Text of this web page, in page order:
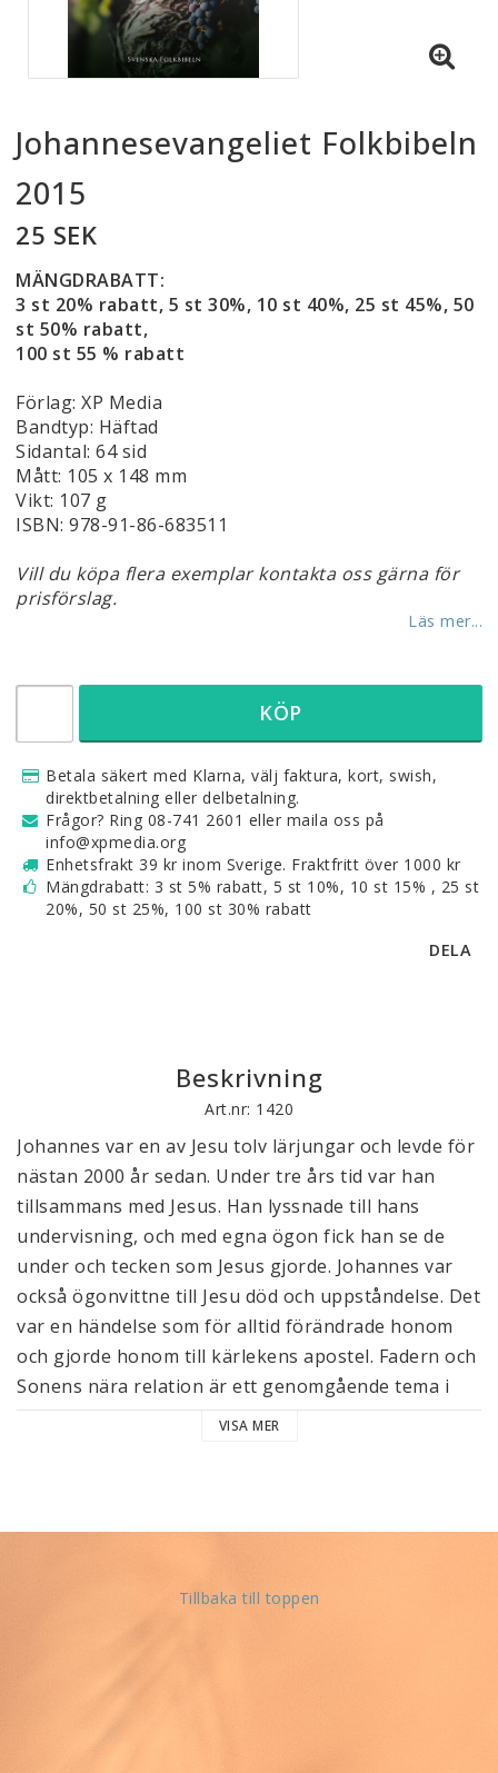
Johannesevangeliet Folkbibeln
2015
25 SEK
MÄNGDRABATT:
3 st 20% rabatt, 5 st 30%, 10 st 40%, 25 st 45%, 50
st 50% rabatt,
100 st 55 % rabatt
Förlag: XP Media
Bandtyp: Häftad
Sidantal: 64 sid
Mått: 105 x 148 mm
Vikt: 107 g
ISBN: 978-91-86-683511
Vill du köpa flera exemplar kontakta oss gärna för
prisförslag.
Läs mer...
KÖP
Betala säkert med Klarna, välj faktura, kort, swish,
direktbetalning eller delbetalning.
Frågor? Ring 08-741 2601 eller maila oss på
info@xpmedia.org
Enhetsfrakt 39 kr inom Sverige. Fraktfritt över 1000 kr
Mängdrabatt: 3 st 5% rabatt, 5 st 10%, 10 st 15% , 25 st
20%, 50 st 25%, 100 st 30% rabatt
DELA
Beskrivning
Art.nr: 1420
Johannes var en av Jesu tolv lärjungar och levde för
nästan 2000 år sedan. Under tre års tid var han
tillsammans med Jesus. Han lyssnade till hans
undervisning, och med egna ögon fick han se de
under och tecken som Jesus gjorde. Johannes var
också ögonvittne till Jesu död och uppståndelse. Det
var en händelse som för alltid förändrade honom
och gjorde honom till kärlekens apostel. Fadern och
Sonens nära relation är ett genomgående tema i
hans berättelse. Själv beskrivs han som den
Johannesevangeliet i Svenska Folkbibelns
lämpar sig väl för utdelning eller bibelstudier.
VISA MER
Tillbaka till toppen